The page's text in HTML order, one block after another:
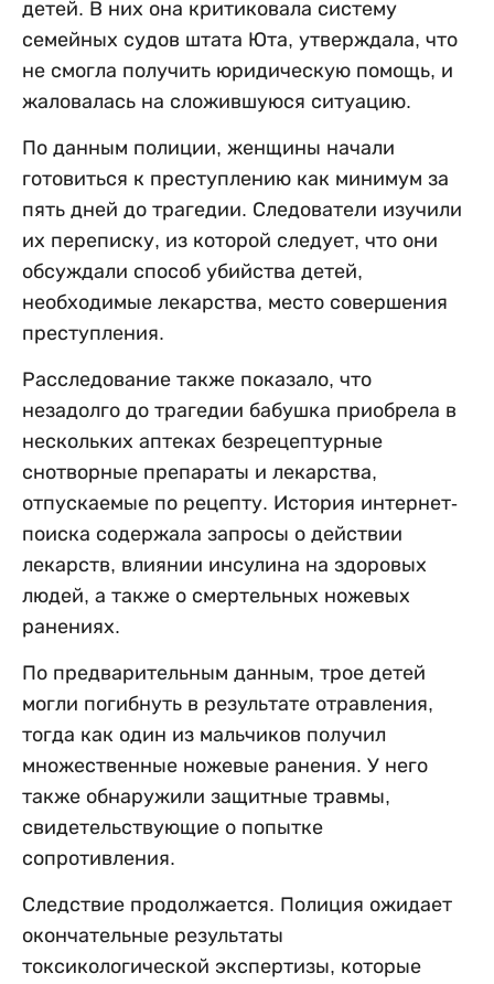
детей. В них она критиковала систему
семейных судов штата Юта, утверждала, что
не смогла получить юридическую помощь, и
жаловалась на сложившуюся ситуацию.
По данным полиции, женщины начали
готовиться к преступлению как минимум за
пять дней до трагедии. Следователи изучили
их переписку, из которой следует, что они
обсуждали способ убийства детей,
необходимые лекарства, место совершения
преступления.
Расследование также показало, что
незадолго до трагедии бабушка приобрела в
нескольких аптеках безрецептурные
снотворные препараты и лекарства,
отпускаемые по рецепту. История интернет-
поиска содержала запросы о действии
лекарств, влиянии инсулина на здоровых
людей, а также о смертельных ножевых
ранениях.
По предварительным данным, трое детей
могли погибнуть в результате отравления,
тогда как один из мальчиков получил
множественные ножевые ранения. У него
также обнаружили защитные травмы,
свидетельствующие о попытке
сопротивления.
Следствие продолжается. Полиция ожидает
окончательные результаты
токсикологической экспертизы, которые